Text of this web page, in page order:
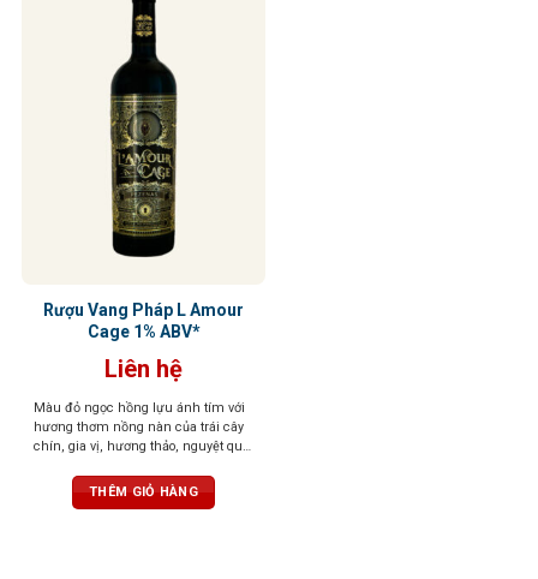
Rượu Vang Pháp L Amour
Cage 1% ABV*
Liên hệ
Màu đỏ ngọc hồng lựu ánh tím với
hương thơm nồng nàn của trái cây
chín, gia vị, hương thảo, nguyệt quế,
tinh tế, tròn trịa, bền bỉ và tannin
mượt mà.
THÊM GIỎ HÀNG